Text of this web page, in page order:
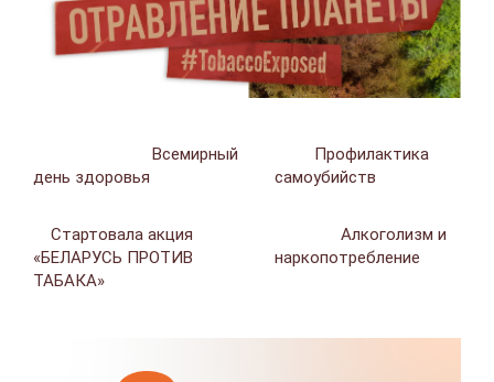
Всемирный
день здоровья
Профилактика
самоубийств
Стартовала акция
«БЕЛАРУСЬ ПРОТИВ
ТАБАКА»
Алкоголизм и
наркопотребление